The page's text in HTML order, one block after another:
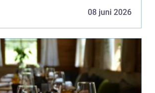
08 juni 2026